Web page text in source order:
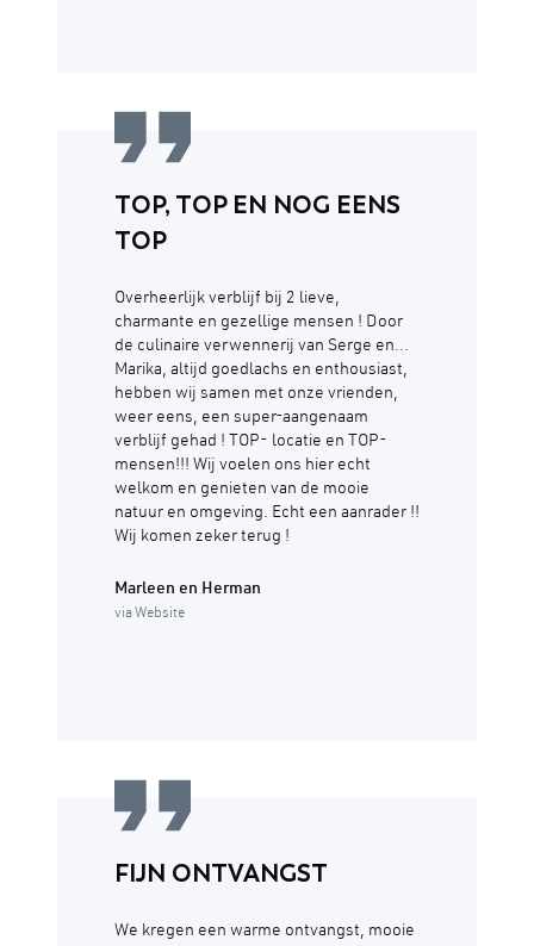
TOP, TOP EN NOG EENS
TOP
Overheerlijk verblijf bij 2 lieve,
charmante en gezellige mensen ! Door
de culinaire verwennerij van Serge en...
Marika, altijd goedlachs en enthousiast,
hebben wij samen met onze vrienden,
weer eens, een super-aangenaam
verblijf gehad ! TOP- locatie en TOP-
mensen!!! Wij voelen ons hier echt
welkom en genieten van de mooie
natuur en omgeving. Echt een aanrader !!
Wij komen zeker terug !
Marleen en Herman
via Website
FIJN ONTVANGST
We kregen een warme ontvangst, mooie